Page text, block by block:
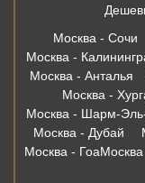
Москва - Сочи
Москва -
Москва - Анталья
Москва -
Москва - Шарм-
Москва - Дубай
Москва - Гоа